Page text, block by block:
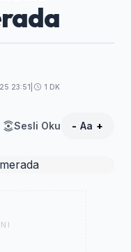
23:51 1 DK
Sesli Oku - Aa +